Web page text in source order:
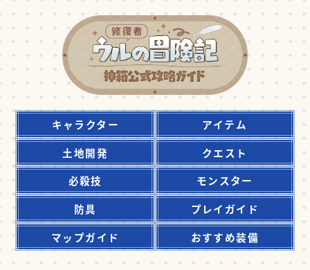
キャラクター
アイテム
土地開発
クエスト
必殺技
モンスター
防具
プレイガイド
マップガイド
おすすめ装備